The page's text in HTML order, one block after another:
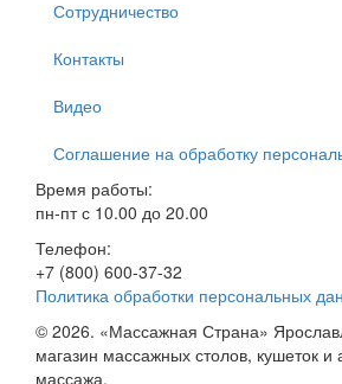
Сотрудничество
Контакты
Видео
Соглашение на обработку
Время работы:
пн-пт с 10.00 до 20.00
Телефон:
+7 (800) 600-37-32
Политика обработки персональных
© 2026. «Массажная Страна»
магазин массажных столов, кушеток и
массажа.